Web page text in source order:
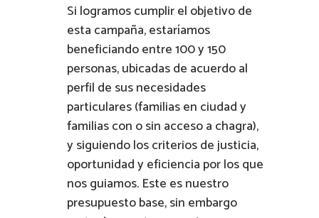
Si logramos cumplir el objetivo de
esta campaña, estaríamos
beneficiando entre 100 y 150
personas, ubicadas de acuerdo al
perfil de sus necesidades
particulares (familias en ciudad y
familias con o sin acceso a chagra),
y siguiendo los criterios de justicia,
oportunidad y eficiencia por los que
nos guiamos. Este es nuestro
presupuesto base, sin embargo